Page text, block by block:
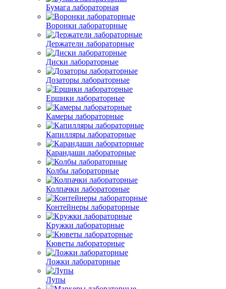
Бумага лабораторная
Воронки лабораторные
Держатели лабораторные
Диски лабораторные
Дозаторы лабораторные
Ершики лабораторные
Камеры лабораторные
Капилляры лабораторные
Карандаши лабораторные
Колбы лабораторные
Колпачки лабораторные
Контейнеры лабораторные
Кружки лабораторные
Кюветы лабораторные
Ложки лабораторные
Лупы